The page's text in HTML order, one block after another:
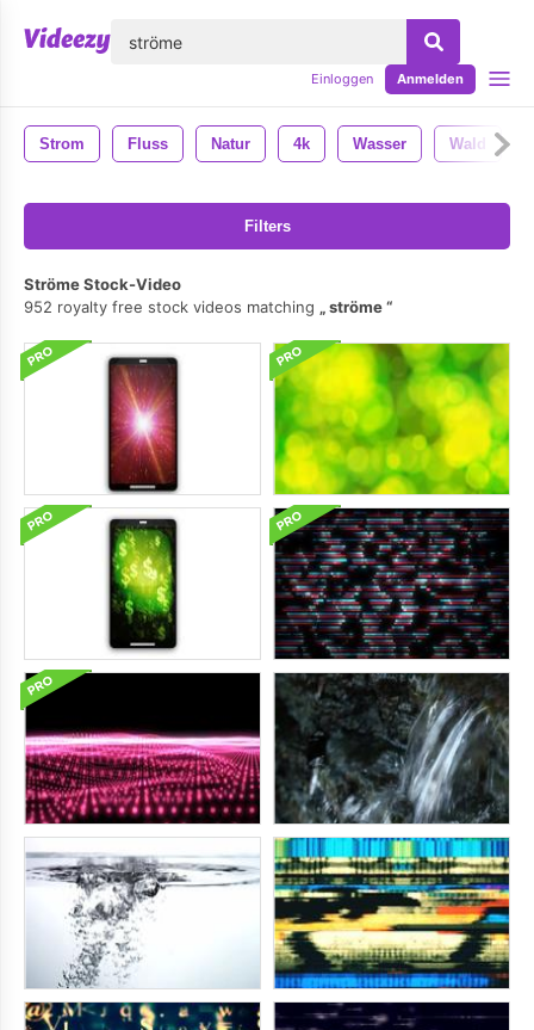
Einloggen Anmelden
Strom Fluss Natur 4k Wasser Wald
Filters
Ströme Stock-Video
952 royalty free stock videos matching
ströme